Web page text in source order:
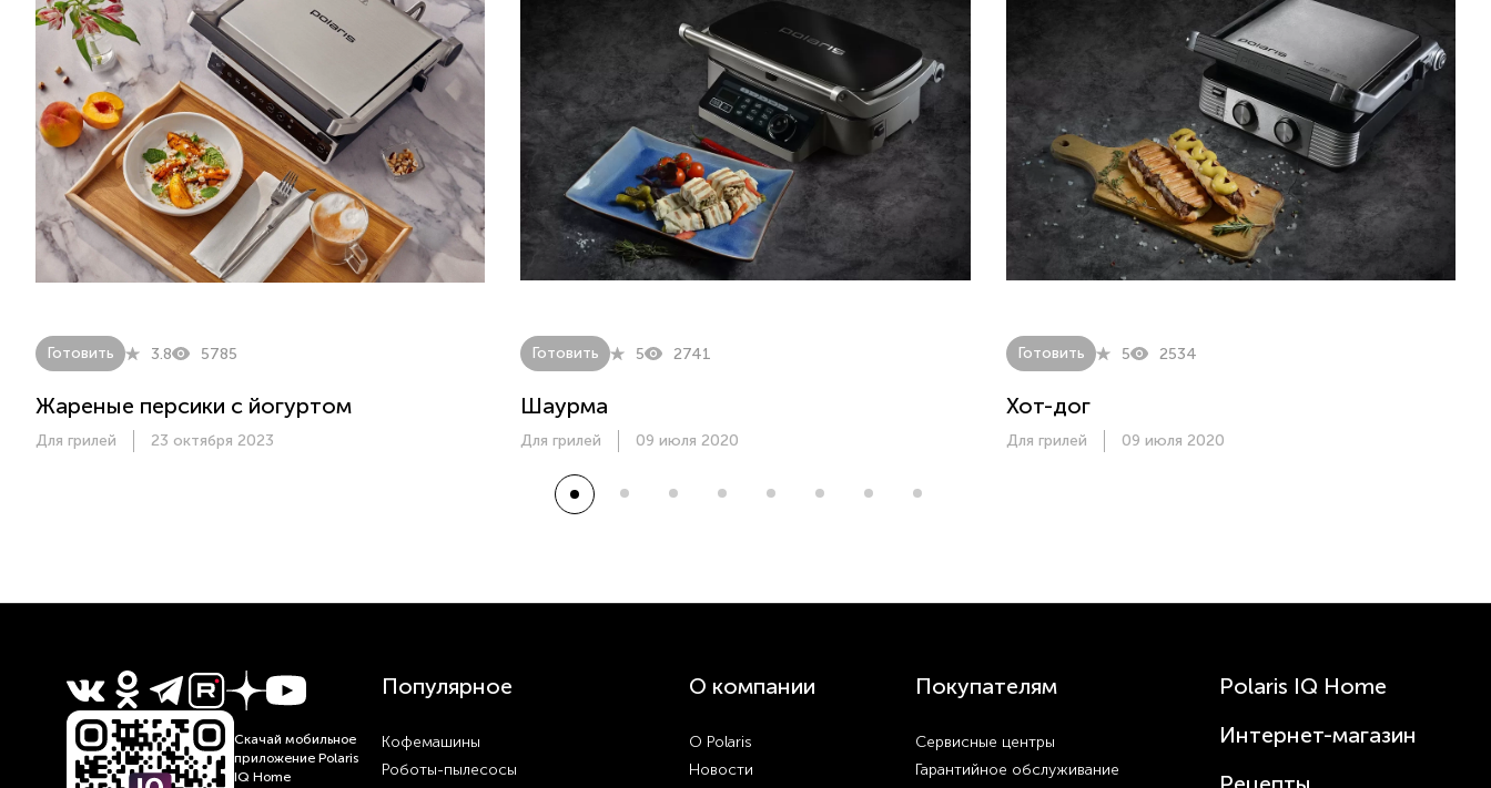
Готовить 3.8 5785
Жареные персики с йогуртом
Для грилей 23 октября 2023
Готовить 5 2741
Шаурма
Для грилей 09 июля 2020
Готовить 5 2534
Хот-дог
Для грилей 09 июля 2020
Скачай мобильное
приложение Polaris
IQ Home
Популярное
Кофемашины
Роботы-пылесосы
О компании
О Polaris
Новости
Покупателям
Сервисные центры
Гарантийное обслуживание
Polaris IQ Home
Интернет-магазин